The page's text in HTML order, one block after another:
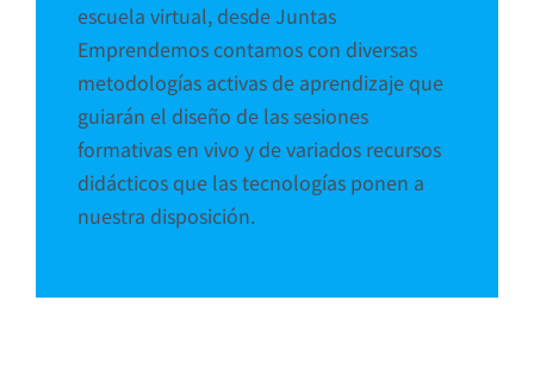
escuela virtual, desde Juntas
Emprendemos contamos con diversas
metodologías activas de aprendizaje que
guiarán el diseño de las sesiones
formativas en vivo y de variados recursos
didácticos que las tecnologías ponen a
nuestra disposición.